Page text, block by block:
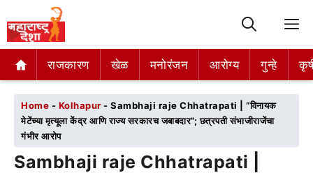
राजकारण खेळ मनोरंजन आरोग्य गुन्हे
राजकारण खेळ मनोरंजन आरोग्य गुन्हे
Home - Kolhapur - Sambhaji raje Chhatrapati | “विनायक
मेटेंच्या मृत्यूला केंद्र आणि राज्य सरकारच जबाबदार”; छत्रपती संभाजीराजेंचा
गंभीर आरोप
Sambhaji raje Chhatrapati |